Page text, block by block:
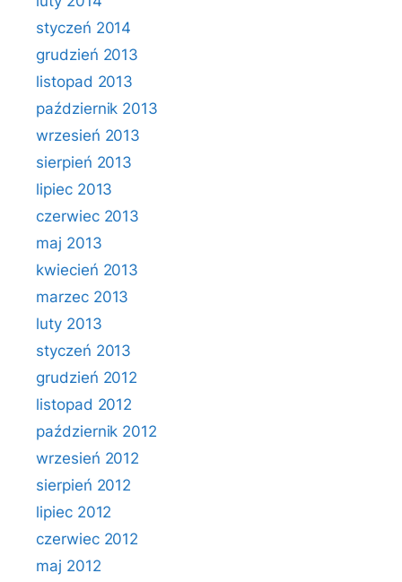
styczeń 2014
grudzień 2013
listopad 2013
październik 2013
wrzesień 2013
sierpień 2013
lipiec 2013
czerwiec 2013
maj 2013
kwiecień 2013
marzec 2013
luty 2013
styczeń 2013
grudzień 2012
listopad 2012
październik 2012
wrzesień 2012
sierpień 2012
lipiec 2012
czerwiec 2012
maj 2012